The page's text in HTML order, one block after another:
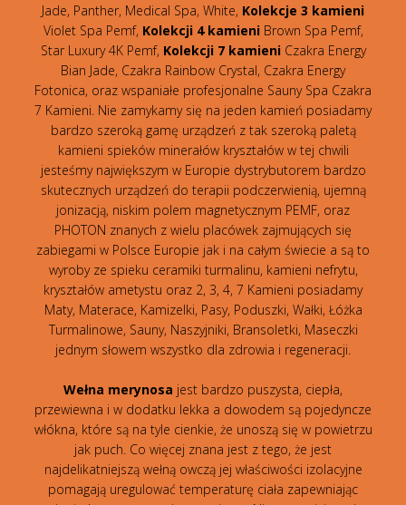
Jade, Panther, Medical Spa, White, Kolekcje 3 kamieni
Violet Spa Pemf, Kolekcji 4 kamieniBrown Spa Pemf,
Star Luxury 4K Pemf, Kolekcji 7 kamieniCzakra Energy
Bian Jade, Czakra Rainbow Crystal, Czakra Energy
Fotonica, oraz wspaniałe profesjonalne Sauny Spa Czakra
7 Kamieni. Nie zamykamy się na jeden kamień posiadamy
bardzo szeroką gamę urządzeń z tak szeroką paletą
kamieni spieków minerałów kryształów w tej chwili
jesteśmy największym w Europie dystrybutorem bardzo
skutecznych urządzeń do terapii podczerwienią, ujemną
jonizacją, niskim polem magnetycznym PEMF, oraz
PHOTON znanych z wielu placówek zajmujących się
zabiegami w Polsce Europie jak i na całym świecie a są to
wyroby ze spieku ceramiki turmalinu, kamieni nefrytu,
kryształów ametystu oraz 2, 3, 4, 7 Kamieni posiadamy
Maty, Materace, Kamizelki, Pasy, Poduszki, Wałki, Łóżka
Turmalinowe, Sauny, Naszyjniki, Bransoletki, Maseczki
jednym słowem wszystko dla zdrowia i regeneracji.
Wełna merynosa jest bardzo puszysta, ciepła,
przewiewna i w dodatku lekka a dowodem są pojedyncze
włókna, które są na tyle cienkie, że unoszą się w powietrzu
jak puch. Co więcej znana jest z tego, że jest
najdelikatniejszą wełną owczą jej właściwości izolacyjne
pomagają uregulować temperaturę ciała zapewniając